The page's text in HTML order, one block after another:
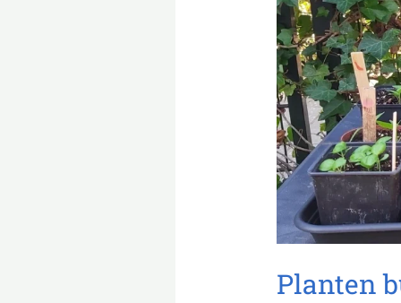
Planten
zetten
(afharden)